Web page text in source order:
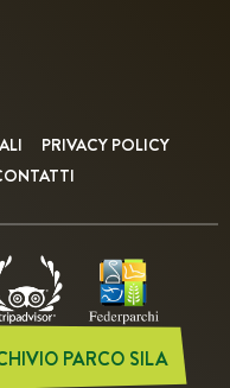
PRIVACY POLICY
PARCO SILA